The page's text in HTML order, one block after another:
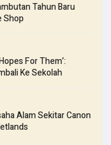
Tahun Baru
Shop
For Them’:
Ke Sekolah
Alam Sekitar Canon